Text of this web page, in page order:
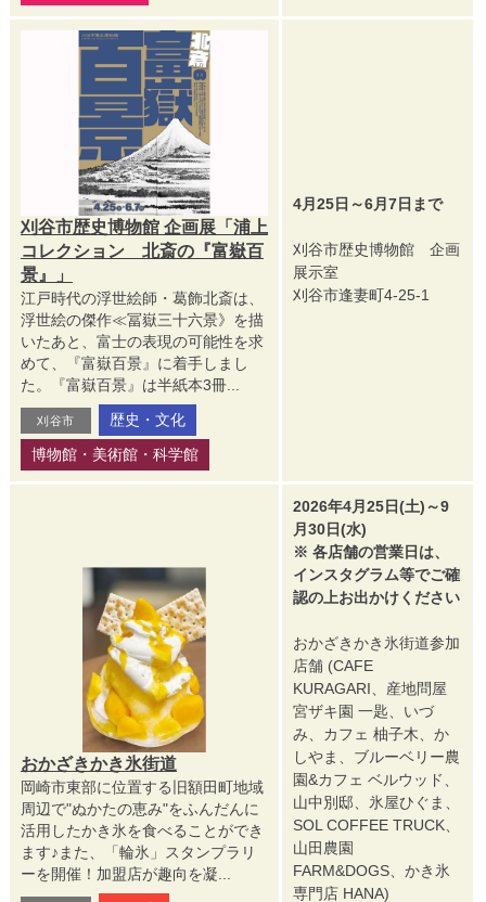
刈谷市歴史博物館 企画展「浦上
コレクション 北斎の『富嶽百
景』」
江戸時代の浮世絵師・葛飾北斎は、
浮世絵の傑作≪冨嶽三十六景》を描
いたあと、富士の表現の可能性を求
めて、『富嶽百景』に着手しまし
た。『富嶽百景』は半紙本3冊...
刈谷市
歴史・文化
博物館・美術館・科学館
4月25日～6月7日まで
刈谷市歴史博物館 企画
展示室
刈谷市逢妻町4-25-1
おかざきかき氷街道
岡崎市東部に位置する旧額田町地域
周辺で"ぬかたの恵み"をふんだんに
活用したかき氷を食べることができ
ます♪また、「輪氷」スタンプラリ
ーを開催！加盟店が趣向を凝...
2026年4月25日(土)～9
月30日(水)
※ 各店舗の営業日は、
インスタグラム等でご確
認の上お出かけください
おかざきかき氷街道参加
店舗 (CAFE
KURAGARI、産地問屋
宮ザキ園 一匙、いづ
み、カフェ 柚子木、か
しやま、ブルーベリー農
園&カフェ ベルウッド、
山中別邸、氷屋ひぐま、
SOL COFFEE TRUCK、
山田農園
FARM&DOGS、かき氷
専門店 HANA)